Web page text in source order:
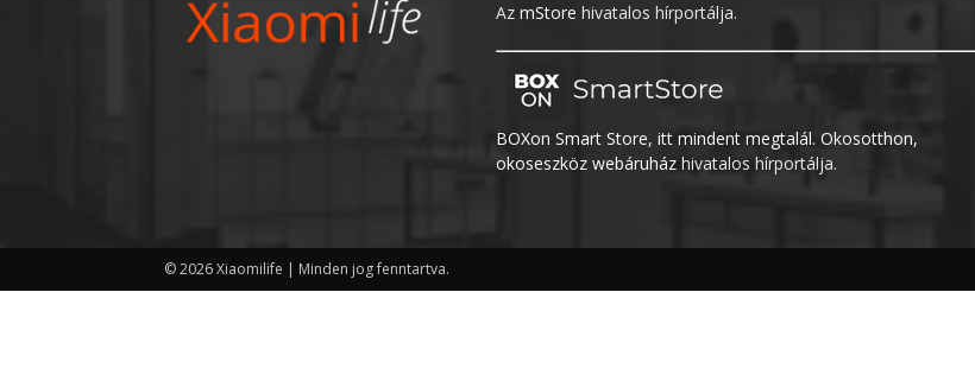
Az mStore hivatalos hírportálja.
BOXon Smart Store, itt mindent megtalál. Okosotthon,
okoseszköz webáruház hivatalos hírportálja.
© 2026 Xiaomilife | Minden jog fenntartva.